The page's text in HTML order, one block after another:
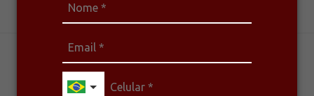
DESTAQUE